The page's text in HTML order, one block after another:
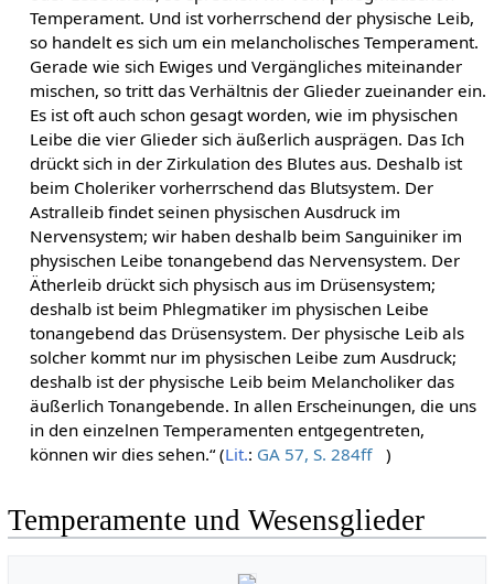
Temperament. Und ist vorherrschend der physische Leib,
so handelt es sich um ein melancholisches Temperament.
Gerade wie sich Ewiges und Vergängliches miteinander
mischen, so tritt das Verhältnis der Glieder zueinander ein.
Es ist oft auch schon gesagt worden, wie im physischen
Leibe die vier Glieder sich äußerlich ausprägen. Das Ich
drückt sich in der Zirkulation des Blutes aus. Deshalb ist
beim Choleriker vorherrschend das Blutsystem. Der
Astralleib findet seinen physischen Ausdruck im
Nervensystem; wir haben deshalb beim Sanguiniker im
physischen Leibe tonangebend das Nervensystem. Der
Ätherleib drückt sich physisch aus im Drüsensystem;
deshalb ist beim Phlegmatiker im physischen Leibe
tonangebend das Drüsensystem. Der physische Leib als
solcher kommt nur im physischen Leibe zum Ausdruck;
deshalb ist der physische Leib beim Melancholiker das
äußerlich Tonangebende. In allen Erscheinungen, die uns
in den einzelnen Temperamenten entgegentreten,
können wir dies sehen.“ (Lit.: GA 57, S. 284ff )
Temperamente und Wesensglieder